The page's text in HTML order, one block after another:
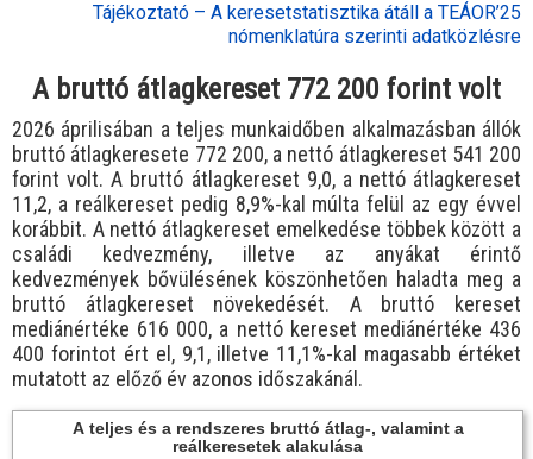
Tájékoztató – A keresetstatisztika átáll a TEÁOR’25
nómenklatúra szerinti adatközlésre
A bruttó átlagkereset 772 200 forint volt
2026 áprilisában a teljes munkaidőben alkalmazásban állók
bruttó átlagkeresete 772 200, a nettó átlagkereset 541 200
forint volt. A bruttó átlagkereset 9,0, a nettó átlagkereset
11,2, a reálkereset pedig 8,9%-kal múlta felül az egy évvel
korábbit. A nettó átlagkereset emelkedése többek között a
családi kedvezmény, illetve az anyákat érintő
kedvezmények bővülésének köszönhetően haladta meg a
bruttó átlagkereset növekedését. A bruttó kereset
mediánértéke 616 000, a nettó kereset mediánértéke 436
400 forintot ért el, 9,1, illetve 11,1%-kal magasabb értéket
mutatott az előző év azonos időszakánál.
A teljes és a rendszeres bruttó átlag-, valamint a
reálkeresetek alakulása